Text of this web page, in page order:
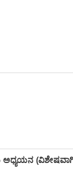
ಅಧ್ಯಯನ